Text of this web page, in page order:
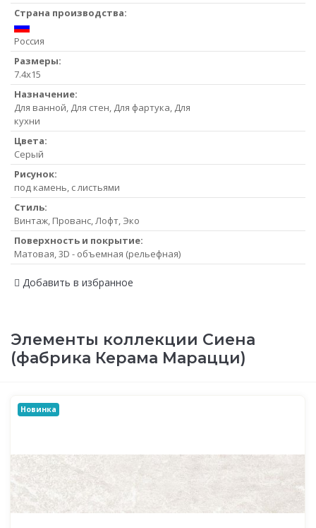
Страна производства:
Россия
Размеры:
7.4x15
Назначение:
Для ванной, Для стен, Для фартука, Для
кухни
Цвета:
Серый
Рисунок:
под камень, с листьями
Стиль:
Винтаж, Прованс, Лофт, Эко
Поверхность и покрытие:
Матовая, 3D - объемная (рельефная)
Добавить в избранное
Элементы коллекции Сиена
(фабрика Керама Марацци)
Новинка